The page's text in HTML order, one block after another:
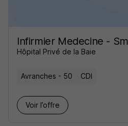
Infirmier Medecine -
Hôpital Privé de la Baie
Avranches - 50 CDI
Voir l’offre